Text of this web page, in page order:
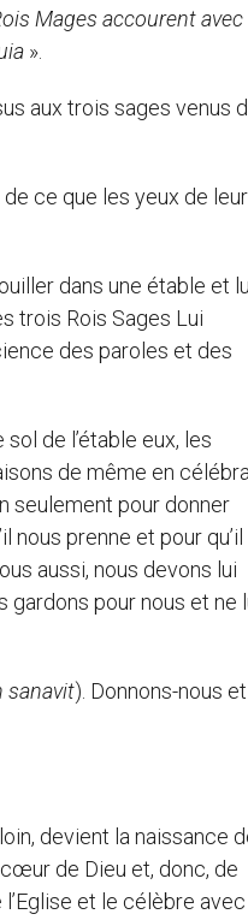
Mages accourent avec
».
aux trois sages venus
ce que les yeux de leur
dans une étable et
trois Rois Sages Lui
des paroles et des
de l’étable eux, les
de même en
seulement pour donner
prenne et pour qu’il
aussi, nous devons lui
gardons pour nous et ne
sanavit). Donnons-nous et
devient la naissance
cœur de Dieu et, donc, de
et le célèbre avec